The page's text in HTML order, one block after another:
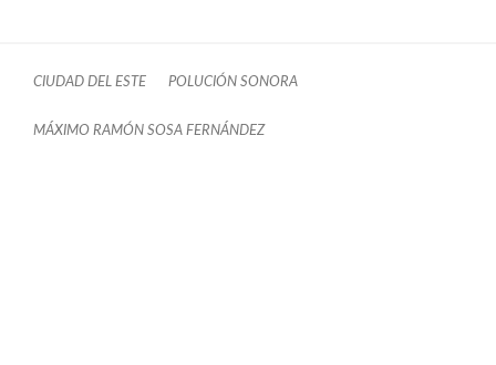
CIUDAD DEL ESTE POLUCIÓN SONORA
MÁXIMO RAMÓN SOSA FERNÁNDEZ